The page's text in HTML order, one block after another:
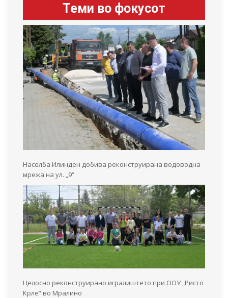
Теми во фокусот
Населба Илинден добива реконструирана водоводна
мрежа на ул. „9“
Целосно реконструирано игралиштето при ООУ „Ристо
Крле“ во Мралино